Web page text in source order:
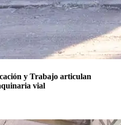
y Trabajo articulan
vial